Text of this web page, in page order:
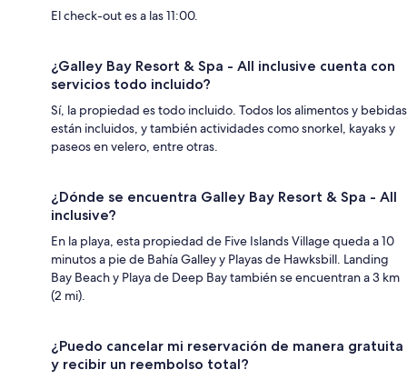
El check-out es a las 11:00.
¿Galley Bay Resort & Spa - All inclusive cuenta con
servicios todo incluido?
Sí, la propiedad es todo incluido. Todos los alimentos y bebidas
están incluidos, y también actividades como snorkel, kayaks y
paseos en velero, entre otras.
¿Dónde se encuentra Galley Bay Resort & Spa - All
inclusive?
En la playa, esta propiedad de Five Islands Village queda a 10
minutos a pie de Bahía Galley y Playas de Hawksbill. Landing
Bay Beach y Playa de Deep Bay también se encuentran a 3 km
(2 mi).
¿Puedo cancelar mi reservación de manera gratuita
y recibir un reembolso total?